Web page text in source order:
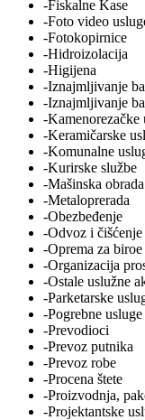
-Fiskalne Kase
-Foto video
-Fotokopirnice
-Hidroizolacija
-Higijena
-Iznajmljivanje
-Iznajmljivanje
-Kamenorezačke
-Keramičarske
-Komunalne
-Kurirske službe
-Mašinska obrada
-Metaloprerada
-Obezbeđenje
-Odvoz i čišćenje
-Oprema za biroe
-Organizacija
-Ostale uslužne
-Parketarske
-Pogrebne usluge
-Prevodioci
-Prevoz putnika
-Prevoz robe
-Procena štete
-Proizvodnja,
-Projektantske